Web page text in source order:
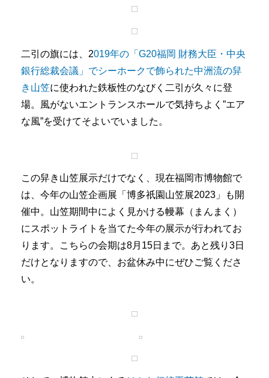
二引の旗には、2019年の「G20福岡 財務大臣・中央
銀行総裁会議」でシーホークで飾られた中洲流の舁
き山笠に使われた鉄板性のなびく二引が久々に登
場。風がないエントランスホールで気持ちよく”エア
な風”を受けてそよいでいました。
この舁き山笠展示だけでなく、現在福岡市博物館で
は、今年の山笠企画展「博多祇園山笠展2023」も開
催中。山笠期間中によく見かける幔幕（まんまく）
にスポットライトを当てた今年の展示が行われてお
ります。こちらの会期は8月15日まで。あと残り3日
だけとなりますので、お盆休み中にぜひご覧くださ
い。